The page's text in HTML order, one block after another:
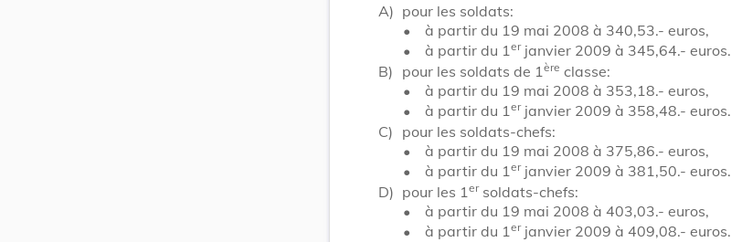
A) pour les soldats:
•
à partir du 19 mai 2008 à 340,53.- euros,
•
à partir du 1 erjanvier 2009 à 345,64.- euros.
B) pour les soldats de 1 ère classe:
•
à partir du 19 mai 2008 à 353,18.- euros,
•
à partir du 1 erjanvier 2009 à 358,48.- euros.
C) pour les soldats-chefs:
•
à partir du 19 mai 2008 à 375,86.- euros,
•
à partir du 1 erjanvier 2009 à 381,50.- euros.
D) pour les 1 ersoldats-chefs:
•
à partir du 19 mai 2008 à 403,03.- euros,
•
à partir du 1 erjanvier 2009 à 409,08.- euros.